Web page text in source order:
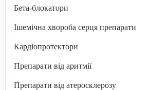
Бета-блокатори
Ішемічна хвороба серця препарати
Кардіопротектори
Препарати від аритмії
Препарати від атеросклерозу